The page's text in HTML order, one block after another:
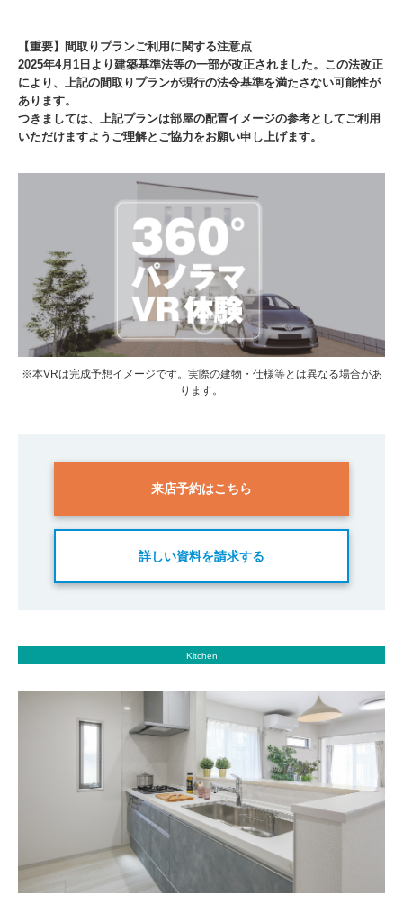
【重要】間取りプランご利用に関する注意点
2025年4月1日より建築基準法等の一部が改正されました。この法改正
により、上記の間取りプランが現行の法令基準を満たさない可能性が
あります。
つきましては、上記プランは部屋の配置イメージの参考としてご利用
いただけますようご理解とご協力をお願い申し上げます。
※本VRは完成予想イメージです。実際の建物・仕様等とは異なる場合があ
ります。
来店予約はこちら
詳しい資料を請求する
Kitchen